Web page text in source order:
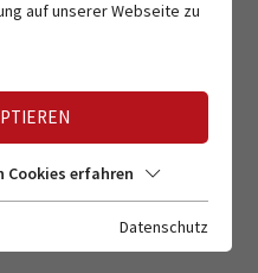
auf unserer Webseite zu
Cookies erfahren
Datenschutz